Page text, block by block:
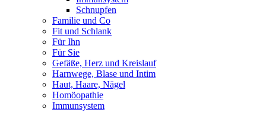
Schnupfen
Familie und Co
Fit und Schlank
Für Ihn
Für Sie
Gefäße, Herz und Kreislauf
Harnwege, Blase und Intim
Haut, Haare, Nägel
Homöopathie
Immunsystem